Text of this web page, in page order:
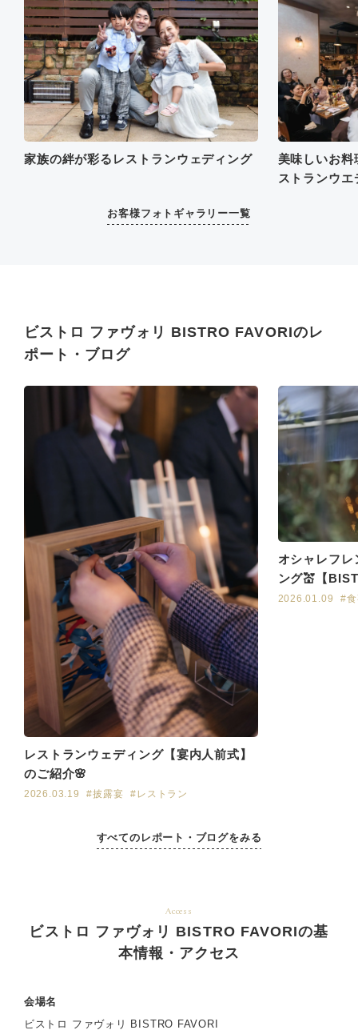
家族の絆が彩るレストランウェディング
美味しいお
ストランウエ
お客様フォトギャラリー一覧
ビストロ ファヴォリ BISTRO FAVORIのレ
ポート・ブログ
すべてのレポート・ブログをみる
レストランウェディング【宴内人前式】
のご紹介🌸
2026.03.19 #披露宴 #レストラン
オシャレフ
ング💒【
2026.01.09 #
Access
ビストロ ファヴォリ BISTRO FAVORIの基
本情報・アクセス
会場名
ビストロ ファヴォリ BISTRO FAVORI